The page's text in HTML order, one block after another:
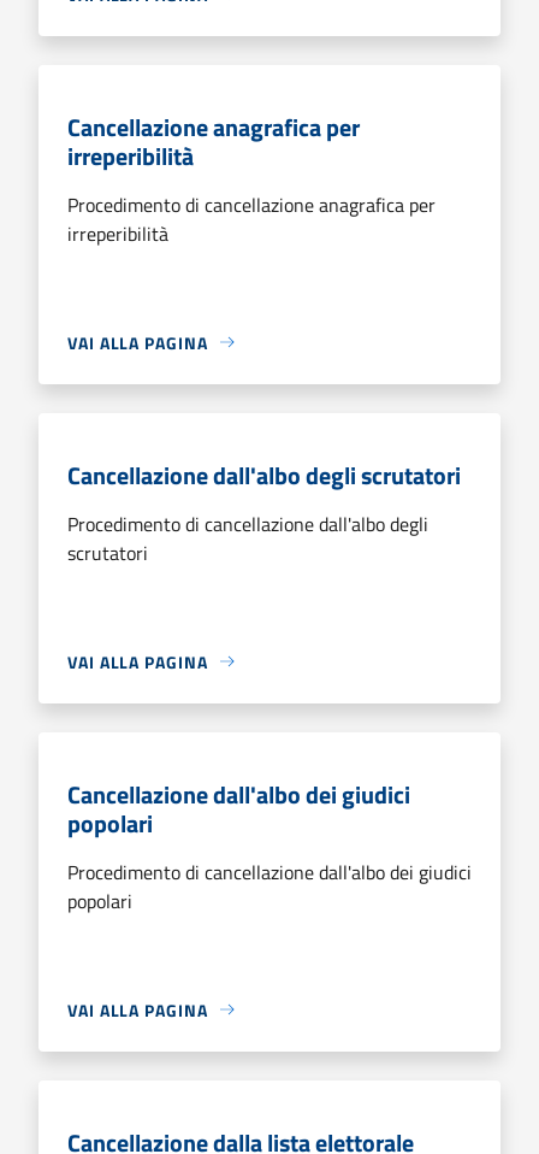
Cancellazione anagrafica per
irreperibilità
Procedimento di cancellazione anagrafica per
irreperibilità
VAI ALLA PAGINA
Cancellazione dall'albo degli scrutatori
Procedimento di cancellazione dall'albo degli
scrutatori
VAI ALLA PAGINA
Cancellazione dall'albo dei giudici
popolari
Procedimento di cancellazione dall'albo dei giudici
popolari
VAI ALLA PAGINA
Cancellazione dalla lista elettorale